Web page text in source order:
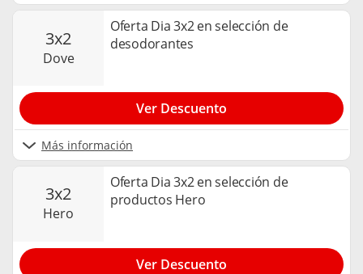
3x2
dove
Oferta Dia 3x2 en selección de
desodorantes
Más información
Ver Descuento
3x2
hero
Oferta Dia 3x2 en selección de
productos Hero
Ver Descuento